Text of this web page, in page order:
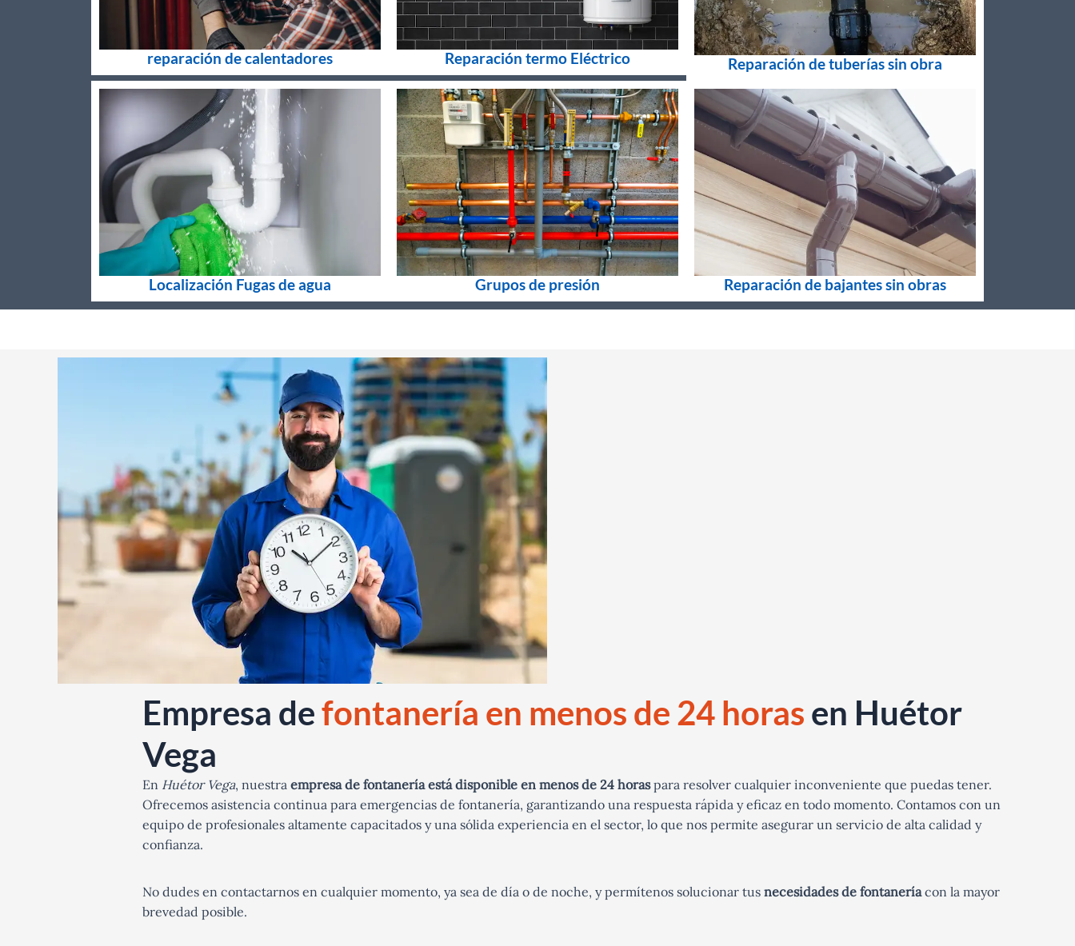
reparación de calentadores Reparación termo Eléctrico Reparación de tuberías sin obra
Localización Fugas de agua Grupos de presión Reparación de bajantes sin obras
Empresa defontanería en menos de 24 horas en Huétor
Vega
En Huétor Vega, nuestra empresa de fontanería está disponible en menos de 24 horaspara resolver cualquier inconveniente que puedas tener.
Ofrecemos asistencia continua para emergencias de fontanería, garantizando una respuesta rápida y eficaz en todo momento. Contamos con un
equipo de profesionales altamente capacitados y una sólida experiencia en el sector, lo que nos permite asegurar un servicio de alta calidad y
confianza.
No dudes en contactarnos en cualquier momento, ya sea de día o de noche, y permítenos solucionar tus necesidades de fontaneríacon la mayor
brevedad posible.